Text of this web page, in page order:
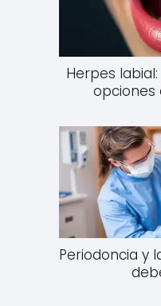
Herpes
Periodoncia y